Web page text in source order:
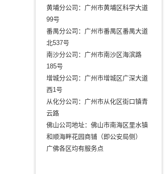
黄埔分公司：广州市黄埔区科学大道
99号
番禺分公司：广州市番禺区番禺大道
北537号
南沙分公司：广州市南沙区海滨路
185号
增城分公司：广州市增城区广深大道
西1号
从化分公司：广州市从化区街口镇青
云路
佛山公司地址：佛山市南海区里水镇
和顺海畔花园商铺（即公安局侧）
广佛各区均有服务点